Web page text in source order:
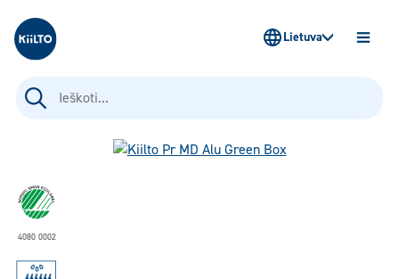
Kiilto Lietuva
Ieškoti:
Lietuva
4080 0002